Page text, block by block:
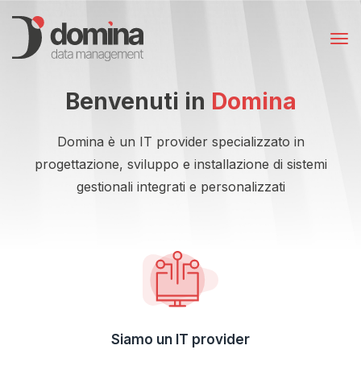
Benvenuti in Domina
Domina è un IT provider specializzato in
progettazione, sviluppo e installazione di sistemi
gestionali integrati e personalizzati
Siamo un IT provider